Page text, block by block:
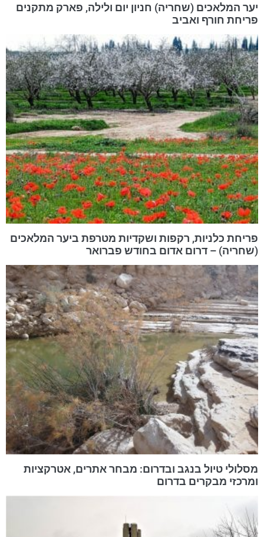
יער המלאכים (שחריה) חניון יום ולילה, פארק מתקנים
פריחת חורף ואביב
פריחת כלניות, רקפות ושקדיות מטרפת ביער המלאכים
(שחריה) – דרום אדום בחודש פברואר
מסלולי טיול בנגב ובדרום: מבחר אתרים, אטרקציות
ומרכזי מבקרים בדרום